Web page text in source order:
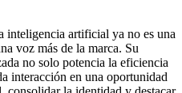
inteligencia artificial ya no es una
voz más de la marca. Su
no solo potencia la eficiencia
interacción en una oportunidad